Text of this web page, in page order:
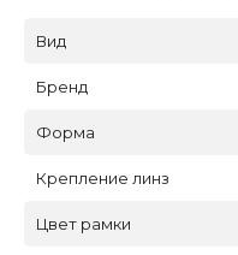
Вид
Бренд
Форма
Крепление линз
Цвет рамки